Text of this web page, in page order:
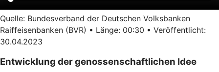
Quelle: Bundesverband der Deutschen Volksbanken
Raiffeisenbanken (BVR) • Länge: 00:30 • Veröffentlicht:
30.04.2023
Entwicklung der genossenschaftlichen Idee